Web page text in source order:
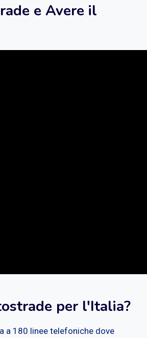
e Avere il
per l'Italia?
a 180 linee telefoniche dove